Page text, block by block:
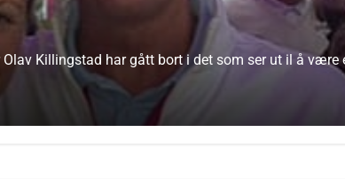
Killingstad har gått bort i det som ser ut il å være